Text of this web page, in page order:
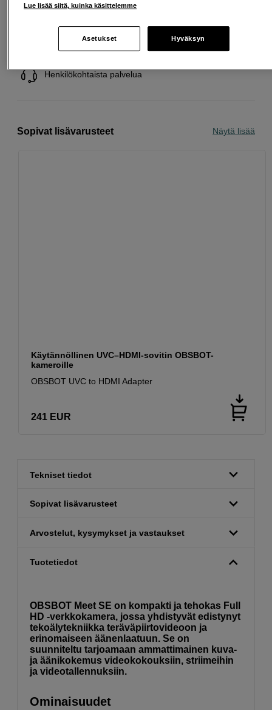
Ilmainen toimitus yli 200 EUR ostoksille
Osta nyt ja maksa myöhemmin
Henkilökohtaista palvelua
Sopivat lisävarusteet Näytä lisää
Käytännöllinen UVC–HDMI-sovitin OBSBOT-
kameroille
OBSBOT UVC to HDMI Adapter
241 EUR
Tekniset tiedot
Sopivat lisävarusteet
Arvostelut, kysymykset ja vastaukset
Tuotetiedot
OBSBOT Meet SE on kompakti ja tehokas Full
HD -verkkokamera, jossa yhdistyvät edistynyt
tekoälytekniikka teräväpiirtovideoon ja
erinomaiseen äänenlaatuun. Se on
suunniteltu tarjoamaan ammattimainen kuva-
ja äänikokemus videokokouksiin, striimeihin
ja videotallennuksiin.
Ominaisuudet
Lue lisää siitä, kuinka käsittelemme
Asetukset Hyväksyn